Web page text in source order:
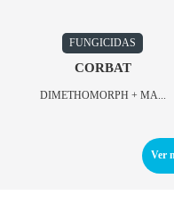
FUNGICIDAS
CORBAT
DIMETHOMORPH + MA...
Ver